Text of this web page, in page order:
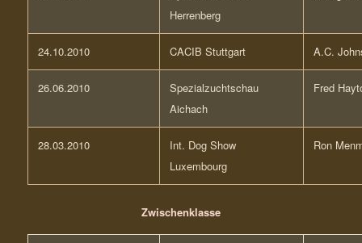
Herrenberg
24.10.2010 CACIB Stuttgart A.C.
26.06.2010
Spezialzuchtschau
Aichach
Fred
28.03.2010
Int. Dog Show
Luxembourg
Ron
Zwischenklasse